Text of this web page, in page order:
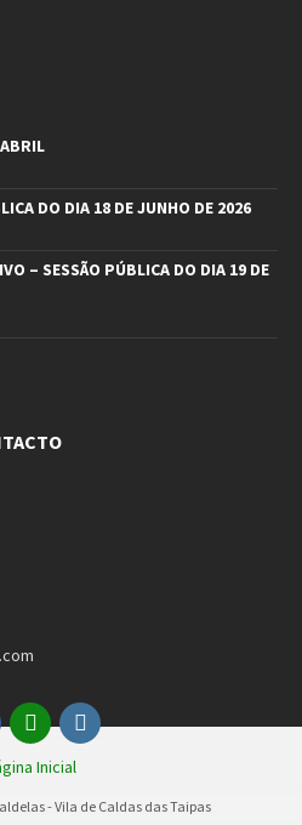
DO DIA 18 DE JUNHO DE 2026
– SESSÃO PÚBLICA DO DIA 19 DE
EmailInstagram
Inicial
- Vila de Caldas das Taipas